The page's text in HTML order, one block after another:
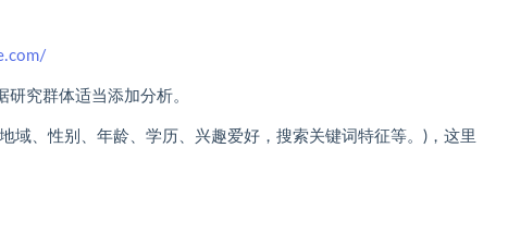
究群体适当添加分析。
域、性别、年龄、学历、兴趣爱好，搜索关键词特征等。)，这里